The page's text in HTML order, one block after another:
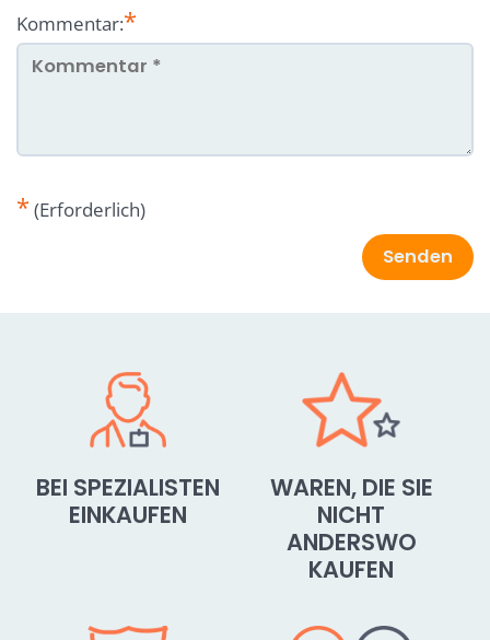
Kommentar:*
* (Erforderlich)
Senden
BEI SPEZIALISTEN
EINKAUFEN
WAREN, DIE SIE
NICHT
ANDERSWO
KAUFEN